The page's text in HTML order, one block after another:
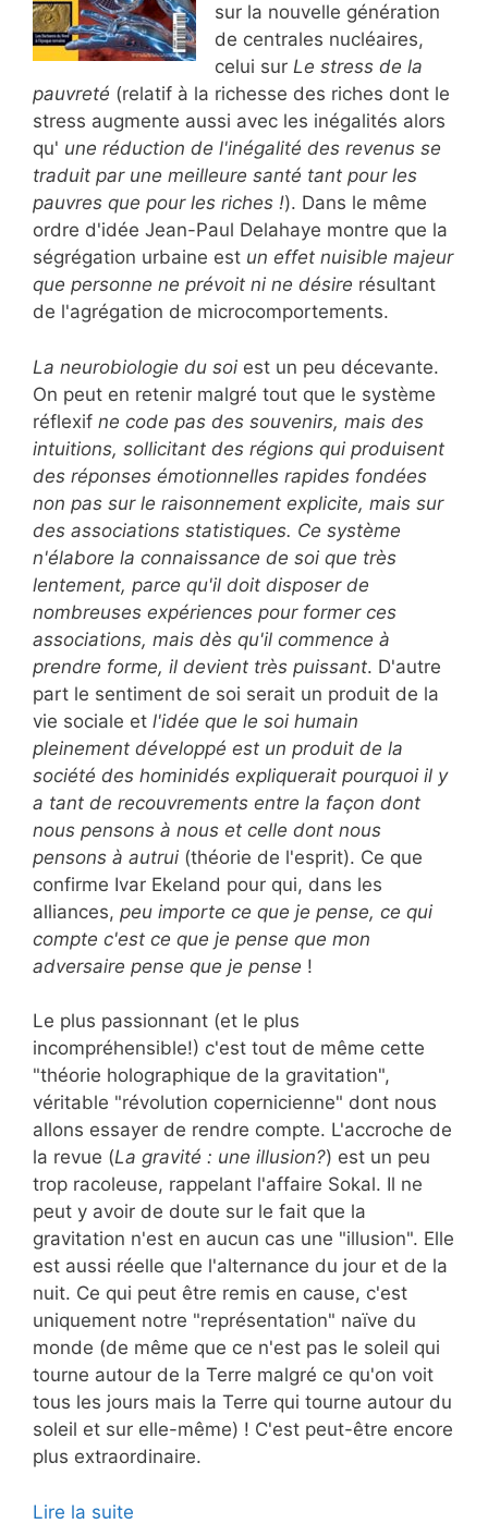
sur la nouvelle génération
de centrales nucléaires,
celui sur Le stress de la
pauvreté (relatif à la richesse des riches dont le
stress augmente aussi avec les inégalités alors
qu' une réduction de l'inégalité des revenus se
traduit par une meilleure santé tant pour les
pauvres que pour les riches !). Dans le même
ordre d'idée Jean-Paul Delahaye montre que la
ségrégation urbaine est un effet nuisible majeur
que personne ne prévoit ni ne désire résultant
de l'agrégation de microcomportements.
La neurobiologie du soi est un peu décevante.
On peut en retenir malgré tout que le système
réflexif ne code pas des souvenirs, mais des
intuitions, sollicitant des régions qui produisent
des réponses émotionnelles rapides fondées
non pas sur le raisonnement explicite, mais sur
des associations statistiques. Ce système
n'élabore la connaissance de soi que très
lentement, parce qu'il doit disposer de
nombreuses expériences pour former ces
associations, mais dès qu'il commence à
prendre forme, il devient très puissant. D'autre
part le sentiment de soi serait un produit de la
vie sociale et l'idée que le soi humain
pleinement développé est un produit de la
société des hominidés expliquerait pourquoi il y
a tant de recouvrements entre la façon dont
nous pensons à nous et celle dont nous
pensons à autrui (théorie de l'esprit). Ce que
confirme Ivar Ekeland pour qui, dans les
alliances, peu importe ce que je pense, ce qui
compte c'est ce que je pense que mon
adversaire pense que je pense !
Le plus passionnant (et le plus
incompréhensible!) c'est tout de même cette
"théorie holographique de la gravitation",
véritable "révolution copernicienne" dont nous
allons essayer de rendre compte. L'accroche de
la revue (La gravité : une illusion?) est un peu
trop racoleuse, rappelant l'affaire Sokal. Il ne
peut y avoir de doute sur le fait que la
gravitation n'est en aucun cas une "illusion". Elle
est aussi réelle que l'alternance du jour et de la
nuit. Ce qui peut être remis en cause, c'est
uniquement notre "représentation" naïve du
monde (de même que ce n'est pas le soleil qui
tourne autour de la Terre malgré ce qu'on voit
tous les jours mais la Terre qui tourne autour du
soleil et sur elle-même) ! C'est peut-être encore
plus extraordinaire.
Lire la suite